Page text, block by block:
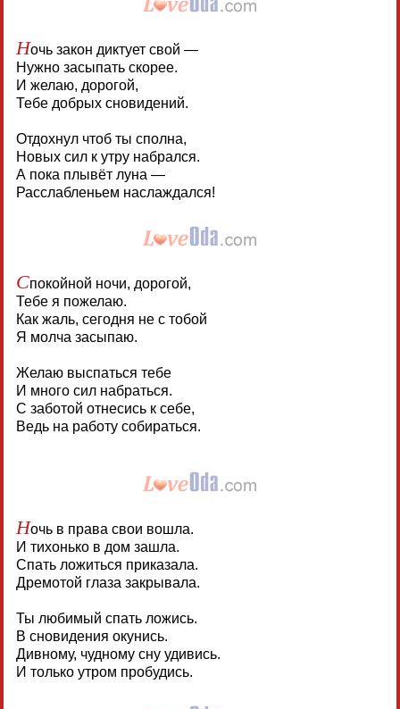
Ночь закон диктует свой —
Нужно засыпать скорее.
И желаю, дорогой,
Тебе добрых сновидений.
Отдохнул чтоб ты сполна,
Новых сил к утру набрался.
А пока плывёт луна —
Расслабленьем наслаждался!
Спокойной ночи, дорогой,
Тебе я пожелаю.
Как жаль, сегодня не с тобой
Я молча засыпаю.
Желаю выспаться тебе
И много сил набраться.
С заботой отнесись к себе,
Ведь на работу собираться.
Ночь в права свои вошла.
И тихонько в дом зашла.
Спать ложиться приказала.
Дремотой глаза закрывала.
Ты любимый спать ложись.
В сновидения окунись.
Дивному, чудному сну удивись.
И только утром пробудись.